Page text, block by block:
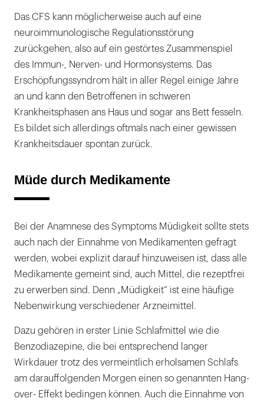
Das CFS kann möglicherweise auch auf eine
neuroimmunologische Regulationsstörung
zurückgehen, also auf ein gestörtes Zusammenspiel
des Immun-, Nerven- und Hormonsystems. Das
Erschöpfungssyndrom hält in aller Regel einige Jahre
an und kann den Betroffenen in schweren
Krankheitsphasen ans Haus und sogar ans Bett fesseln.
Es bildet sich allerdings oftmals nach einer gewissen
Krankheitsdauer spontan zurück.
Müde durch Medikamente
Bei der Anamnese des Symptoms Müdigkeit sollte stets
auch nach der Einnahme von Medikamenten gefragt
werden, wobei explizit darauf hinzuweisen ist, dass alle
Medikamente gemeint sind, auch Mittel, die rezeptfrei
zu erwerben sind. Denn „Müdigkeit“ ist eine häufige
Nebenwirkung verschiedener Arzneimittel.
Dazu gehören in erster Linie Schlafmittel wie die
Benzodiazepine, die bei entsprechend langer
Wirkdauer trotz des vermeintlich erholsamen Schlafs
am darauffolgenden Morgen einen so genannten Hang-
over- Effekt bedingen können. Auch die Einnahme von